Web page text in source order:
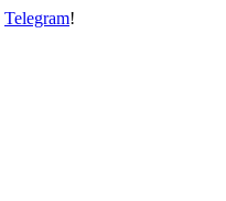
Telegram!